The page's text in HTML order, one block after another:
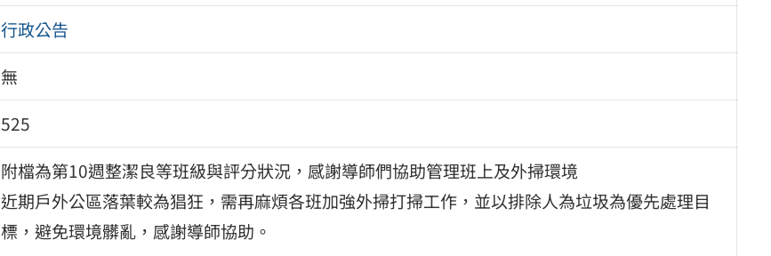
行政公告
無
525
附檔為第10週整潔良等班級與評分狀況，感謝導師們協助管理班上及外掃環境
近期戶外公區落葉較為猖狂，需再麻煩各班加強外掃打掃工作，並以排除人為垃圾為優先處理目
標，避免環境髒亂，感謝導師協助。